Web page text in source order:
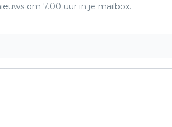
om 7.00 uur in je mailbox.